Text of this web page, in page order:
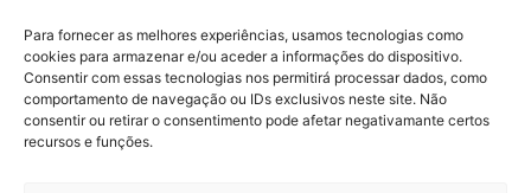
Para fornecer as melhores experiências, usamos tecnologias como
cookies para armazenar e/ou aceder a informações do dispositivo.
Consentir com essas tecnologias nos permitirá processar dados, como
comportamento de navegação ou IDs exclusivos neste site. Não
consentir ou retirar o consentimento pode afetar negativamante certos
recursos e funções.
Criamos a cozinha perfeita para o seu sucesso
gastronómico!